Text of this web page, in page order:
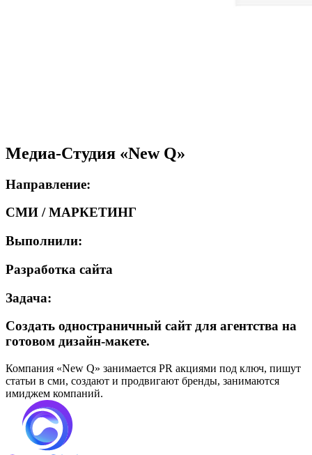
Медиа-Студия «New Q»
Направление:
СМИ / МАРКЕТИНГ
Выполнили:
Разработка сайта
Задача:
Создать одностраничный сайт для агентства на
готовом дизайн-макете.
Компания «New Q» занимается PR акциями под ключ, пишут
статьи в сми, создают и продвигают бренды, занимаются
имиджем компаний.